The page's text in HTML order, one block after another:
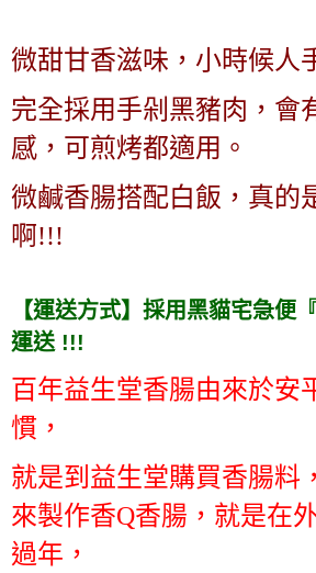
微甜甘香滋味，小時候人
完全採用手剁黑豬肉， 會
感，可煎烤都適用。
微鹹香腸搭配白飯，真的
啊!!!
【運送方式】採用黑貓宅急便
運送 !!!
百年益生堂香腸由來於安
慣，
就是到益生堂購買香腸料，
來製作香Q香腸，就是在
過年，